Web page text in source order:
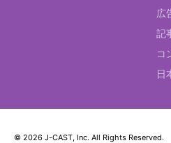
広
記
コ
日
© 2026 J-CAST, Inc. All Rights Reserved.